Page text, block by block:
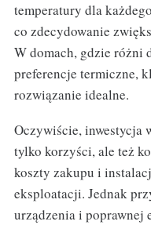
temperatury dla
co zdecydowanie
W domach, gdzie różni
preferencje termiczne,
rozwiązanie idealne.
Oczywiście, inwestycja
tylko korzyści, ale też
koszty zakupu i
eksploatacji. Jednak
urządzenia i poprawnej